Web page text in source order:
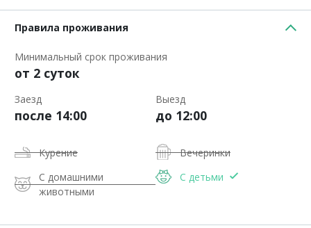
Правила проживания
Минимальный срок проживания
от 2 суток
Заезд
после 14:00
Выезд
до 12:00
Курение
Вечеринки
С домашними
животными
С детьми